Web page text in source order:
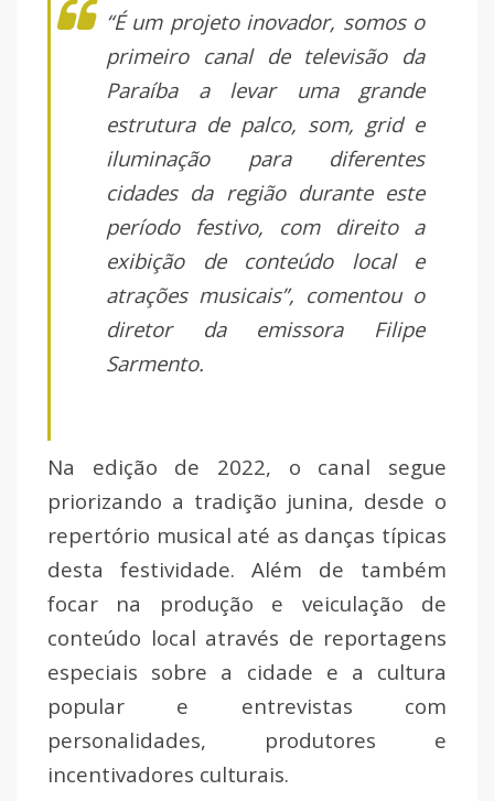
“É um projeto inovador, somos o
primeiro canal de televisão da
Paraíba a levar uma grande
estrutura de palco, som, grid e
iluminação para diferentes
cidades da região durante este
período festivo, com direito a
exibição de conteúdo local e
atrações musicais”, comentou o
diretor da emissora Filipe
Sarmento.
Na edição de 2022, o canal segue
priorizando a tradição junina, desde o
repertório musical até as danças típicas
desta festividade. Além de também
focar na produção e veiculação de
conteúdo local através de reportagens
especiais sobre a cidade e a cultura
popular e entrevistas com
personalidades, produtores e
incentivadores culturais.